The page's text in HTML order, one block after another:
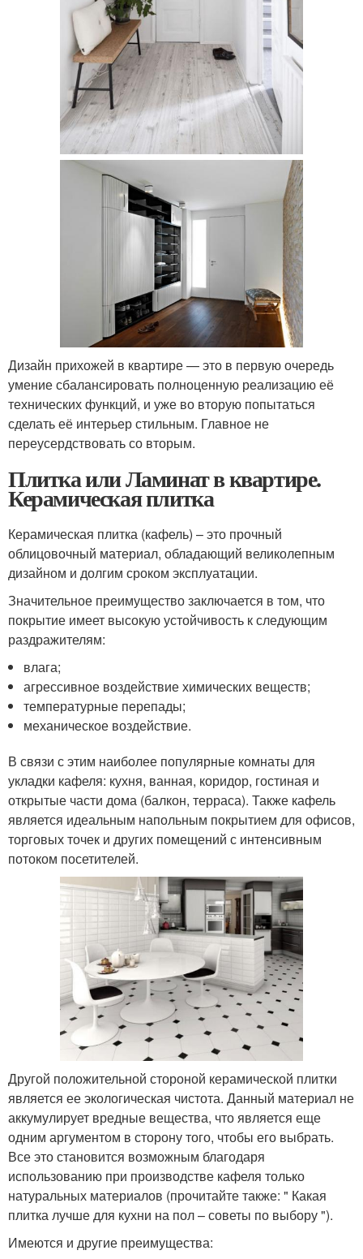
Дизайн прихожей в квартире — это в первую очередь
умение сбалансировать полноценную реализацию её
технических функций, и уже во вторую попытаться
сделать её интерьер стильным. Главное не
переусердствовать со вторым.
Плитка или Ламинат в квартире.
Керамическая плитка
Керамическая плитка (кафель) – это прочный
облицовочный материал, обладающий великолепным
дизайном и долгим сроком эксплуатации.
Значительное преимущество заключается в том, что
покрытие имеет высокую устойчивость к следующим
раздражителям:
влага;
агрессивное воздействие химических веществ;
температурные перепады;
механическое воздействие.
В связи с этим наиболее популярные комнаты для
укладки кафеля: кухня, ванная, коридор, гостиная и
открытые части дома (балкон, терраса). Также кафель
является идеальным напольным покрытием для офисов,
торговых точек и других помещений с интенсивным
потоком посетителей.
Другой положительной стороной керамической плитки
является ее экологическая чистота. Данный материал не
аккумулирует вредные вещества, что является еще
одним аргументом в сторону того, чтобы его выбрать.
Все это становится возможным благодаря
использованию при производстве кафеля только
натуральных материалов (прочитайте также: " Какая
плитка лучше для кухни на пол – советы по выбору ").
Имеются и другие преимущества: